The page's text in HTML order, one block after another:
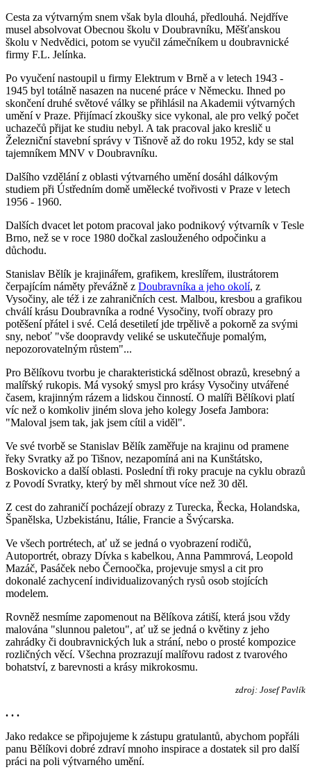
Cesta za výtvarným snem však byla dlouhá, předlouhá. Nejdříve
musel absolvovat Obecnou školu v Doubravníku, Měšťanskou
školu v Nedvědici, potom se vyučil zámečníkem u doubravnické
firmy F.L. Jelínka.
Po vyučení nastoupil u firmy Elektrum v Brně a v letech 1943 -
1945 byl totálně nasazen na nucené práce v Německu. Ihned po
skončení druhé světové války se přihlásil na Akademii výtvarných
umění v Praze. Přijímací zkoušky sice vykonal, ale pro velký počet
uchazečů přijat ke studiu nebyl. A tak pracoval jako kreslič u
Železniční stavební správy v Tišnově až do roku 1952, kdy se stal
tajemníkem MNV v Doubravníku.
Dalšího vzdělání z oblasti výtvarného umění dosáhl dálkovým
studiem při Ústředním domě umělecké tvořivosti v Praze v letech
1956 - 1960.
Dalších dvacet let potom pracoval jako podnikový výtvarník v Tesle
Brno, než se v roce 1980 dočkal zaslouženého odpočinku a
důchodu.
Stanislav Bělík je krajinářem, grafikem, kreslířem, ilustrátorem
čerpajícím náměty převážně z Doubravníka a jeho okolí, z
Vysočiny, ale též i ze zahraničních cest. Malbou, kresbou a grafikou
chválí krásu Doubravníka a rodné Vysočiny, tvoří obrazy pro
potěšení přátel i své. Celá desetiletí jde trpělivě a pokorně za svými
sny, neboť "vše doopravdy veliké se uskutečňuje pomalým,
nepozorovatelným růstem"...
Pro Bělíkovu tvorbu je charakteristická sdělnost obrazů, kresebný a
malířský rukopis. Má vysoký smysl pro krásy Vysočiny utvářené
časem, krajinným rázem a lidskou činností. O malíři Bělíkovi platí
víc než o komkoliv jiném slova jeho kolegy Josefa Jambora:
"Maloval jsem tak, jak jsem cítil a viděl".
Ve své tvorbě se Stanislav Bělík zaměřuje na krajinu od pramene
řeky Svratky až po Tišnov, nezapomíná ani na Kunštátsko,
Boskovicko a další oblasti. Poslední tři roky pracuje na cyklu obrazů
z Povodí Svratky, který by měl shrnout více než 30 děl.
Z cest do zahraničí pocházejí obrazy z Turecka, Řecka, Holandska,
Španělska, Uzbekistánu, Itálie, Francie a Švýcarska.
Ve všech portrétech, ať už se jedná o vyobrazení rodičů,
Autoportrét, obrazy Dívka s kabelkou, Anna Pammrová, Leopold
Mazáč, Pasáček nebo Černoočka, projevuje smysl a cit pro
dokonalé zachycení individualizovaných rysů osob stojících
modelem.
Rovněž nesmíme zapomenout na Bělíkova zátiší, která jsou vždy
malována "slunnou paletou", ať už se jedná o květiny z jeho
zahrádky či doubravnických luk a strání, nebo o prosté kompozice
rozličných věcí. Všechna prozrazují malířovu radost z tvarového
bohatství, z barevnosti a krásy mikrokosmu.
zdroj: Josef Pavlík
. . .
Jako redakce se připojujeme k zástupu gratulantů, abychom popřáli
panu Bělíkovi dobré zdraví mnoho inspirace a dostatek sil pro další
práci na poli výtvarného umění.